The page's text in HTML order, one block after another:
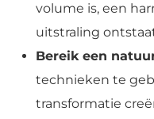
volume is, een
uitstraling
Bereik een
technieken te
transformatie